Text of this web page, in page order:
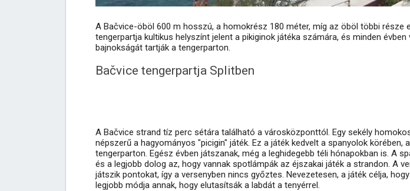
A Bačvice-öböl 600 m hosszú, a homokrész 180 méter, míg az öböl többi része
tengerpartja kultikus helyszínt jelent a pikiginok játéka számára, és minden évben
bajnokságát tartják a tengerparton.
Bačvice tengerpartja Splitben
A Bačvice strand tíz perc sétára található a városközponttól. Egy sekély
népszerű a hagyományos "picigin" játék. Ez a játék kedvelt a spanyolok körében,
tengerparton. Egész évben játszanak, még a leghidegebb téli hónapokban is. A
és a legjobb dolog az, hogy vannak spotlámpák az éjszakai játék a strandon. A
játszik pontokat, így a versenyben nincs győztes. Nevezetesen, a játék célja,
legjobb módja annak, hogy elutasítsák a labdát a tenyérrel.